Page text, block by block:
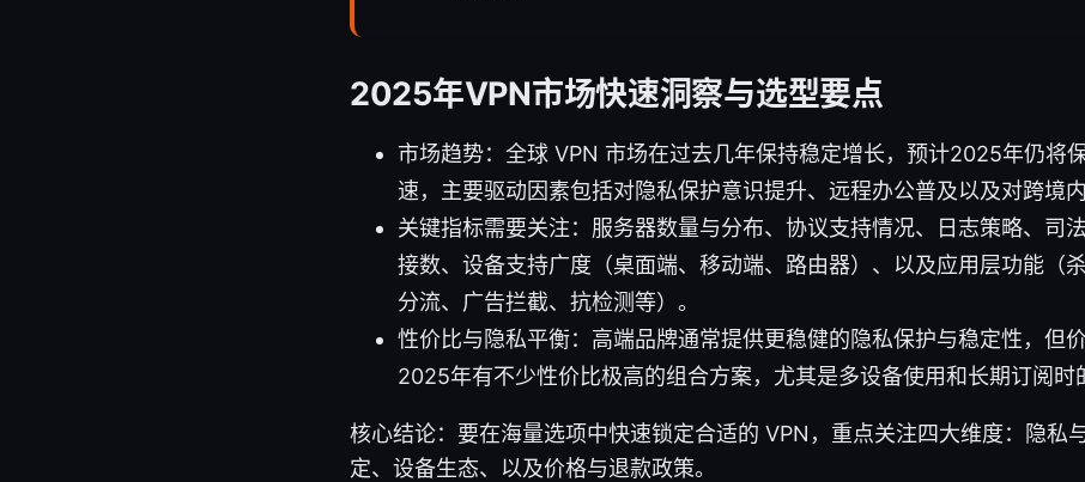
2025年VPN市场快速洞察与选型要点
市场趋势：全球 VPN 市场在过去几年保持稳定增长，预计2025年仍将
速，主要驱动因素包括对隐私保护意识提升、远程办公普及以及对跨境内
关键指标需要关注：服务器数量与分布、协议支持情况、日志策略、司
接数、设备支持广度（桌面端、移动端、路由器）、以及应用层功能（
分流、广告拦截、抗检测等）。
性价比与隐私平衡：高端品牌通常提供更稳健的隐私保护与稳定性，但价
2025年有不少性价比极高的组合方案，尤其是多设备使用和长期订阅时
核心结论：要在海量选项中快速锁定合适的 VPN，重点关注四大维度：隐私
定、设备生态、以及价格与退款政策。